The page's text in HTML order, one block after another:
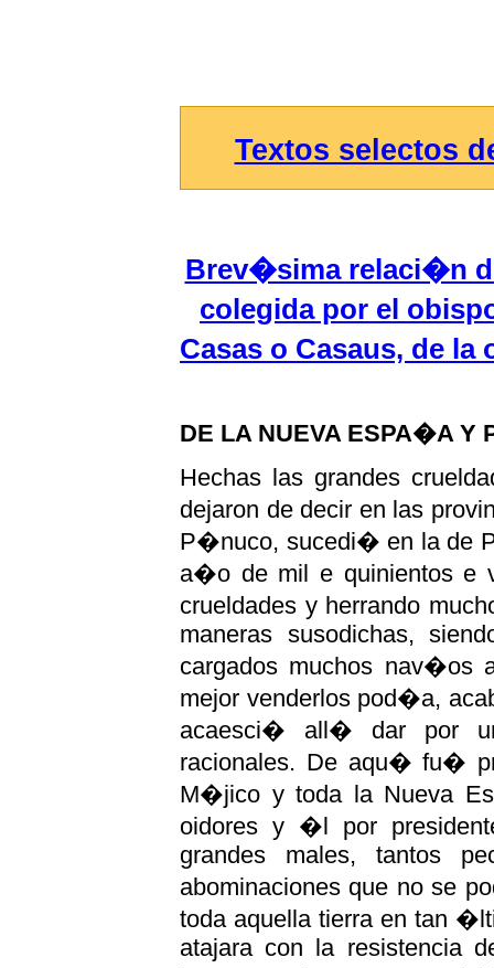
Textos selectos
Brev�sima relaci�n
colegida por el
Casas o Casaus, de
DE LA NUEVA ESPA�A Y
Hechas las grandes
dejaron de decir en las
P�nuco, sucedi� en la de
a�o de mil e quinientos e
crueldades y herrando
maneras susodichas,
cargados muchos nav�os
mejor venderlos pod�a,
acaesci� all� dar por
racionales. De aqu� fu�
M�jico y toda la Nueva
oidores y �l por
grandes males, tantos
abominaciones que no se
toda aquella tierra en tan
atajara con la resistencia